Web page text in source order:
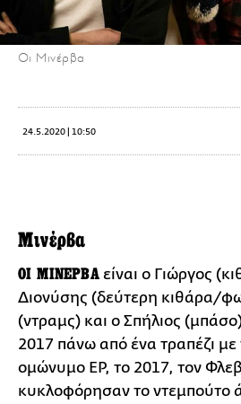
Οι Μινέρβα
24.5.2020 | 10:50
Μινέρβα
ΟΙ ΜΙΝΕΡΒΑείναι ο Γιώργος
Διονύσης (δεύτερη κιθάρα/
(ντραμς) και ο Σπήλιος
2017 πάνω από ένα τραπέζι
ομώνυμο EP, το 2017, τον
κυκλοφόρησαν το ντεμπούτο